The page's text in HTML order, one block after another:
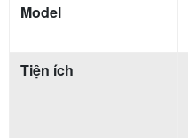
Model
Tiện ích